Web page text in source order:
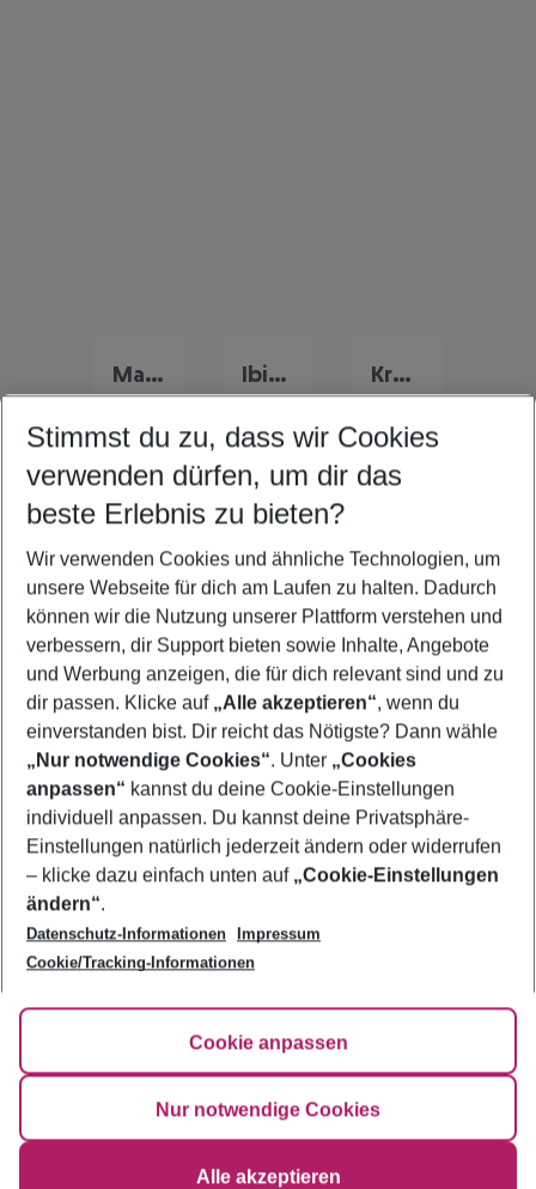
Ergebnisse filtern
Mallorca Urlaub Ibiza Urlaub Kroatien Urlaub
Quicklinks
Last Minute Ischia
Familienurlaub Ischia
Flug & Hotel Ischia
Frübucher Angebote Ischia für 2026
Footer
Footer navigation
Über uns
AGB
Bestpreisgarantie
Cookie-Einstellungen ändern
Cookie-Richtlinie
Impressum
Agenturbetreuung
Barrierefreies Reisen
HanseMerkur Reiseversicherung
Hilfe & Kontakt
Folge uns
Stimmst du zu, dass wir Cookies
verwenden dürfen, um dir das
beste Erlebnis zu bieten?
Wir verwenden Cookies und ähnliche Technologien, um
unsere Webseite für dich am Laufen zu halten. Dadurch
können wir die Nutzung unserer Plattform verstehen und
verbessern, dir Support bieten sowie Inhalte, Angebote
und Werbung anzeigen, die für dich relevant sind und zu
dir passen. Klicke auf „Alle akzeptieren“, wenn du
einverstanden bist. Dir reicht das Nötigste? Dann wähle
„Nur notwendige Cookies“. Unter „Cookies
anpassen“ kannst du deine Cookie-Einstellungen
individuell anpassen. Du kannst deine Privatsphäre-
Einstellungen natürlich jederzeit ändern oder widerrufen
– klicke dazu einfach unten auf „Cookie-Einstellungen
ändern“.
Datenschutz-Informationen
Impressum
Cookie/Tracking-Informationen
Cookie anpassen
Nur notwendige Cookies
Alle akzeptieren